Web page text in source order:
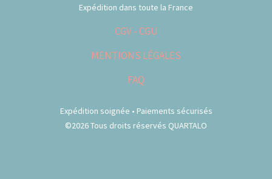
Expédition dans toute la France
CGV - CGU
MENTIONS LÉGALES
FAQ
Expédition soignée • Paiements sécurisés
©2026 Tous droits réservés QUARTALO